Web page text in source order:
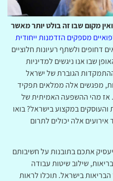
מקום שבו זה בולט יותר מאשר
מספקים הזדמנות ייחודית
דחופים ולשתף רעיונות חלוציים
שבו אנו ניגשים למדיניות
הגוברת של ישראל
מפגשים אלה ממלאים תפקיד
אז מהי ההשפעה האמיתית של
והעוסקים במקצוע בישראל? בואו
אלה יכולים לתרום
אתכם בתובנות על חשיבותם
שילוב שיטות עבודה
בישראל. תוכלו לראות